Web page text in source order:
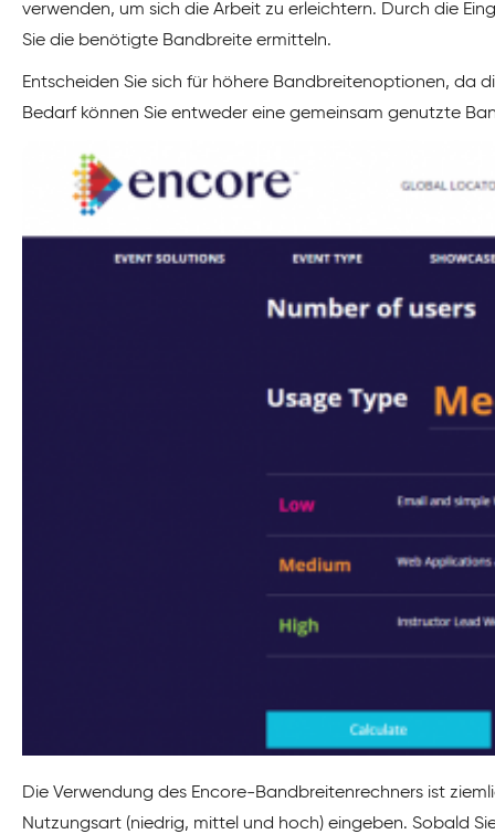
verwenden, um sich die Arbeit zu erleichtern. Durch die
Sie die benötigte Bandbreite ermitteln.
Entscheiden Sie sich für höhere Bandbreitenoptionen, da
Bedarf können Sie entweder eine gemeinsam genutzte
Die Verwendung des Encore-Bandbreitenrechners ist
Nutzungsart (niedrig, mittel und hoch) eingeben. Sobald